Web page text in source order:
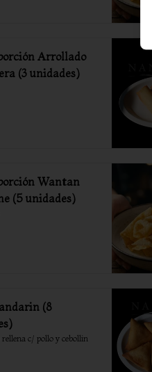
Arrollado
(3 unidades)
Wantan
(5 unidades)
(8
rellena c/ pollo y cebollin